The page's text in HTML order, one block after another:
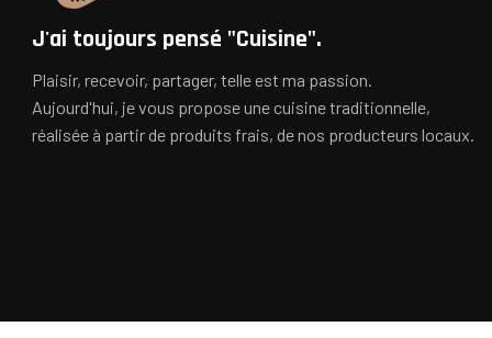
J'ai toujours pensé "Cuisine".
Plaisir, recevoir, partager, telle est ma passion.
Aujourd'hui, je vous propose une cuisine traditionnelle,
réalisée à partir de produits frais, de nos producteurs locaux.